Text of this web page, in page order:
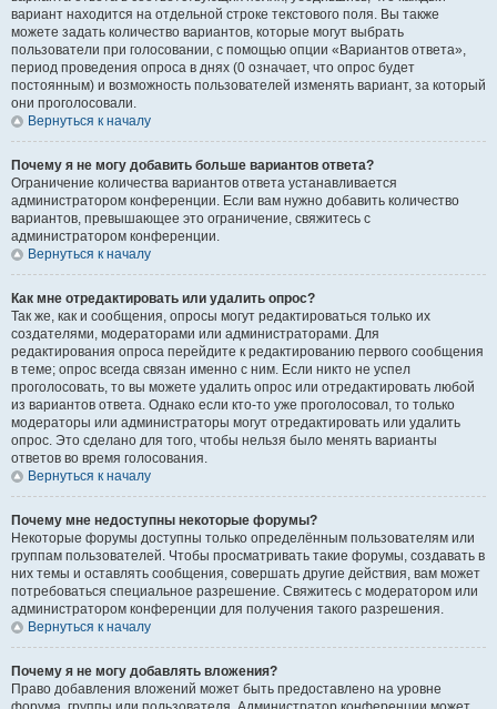
вариант находится на отдельной строке текстового поля. Вы также
можете задать количество вариантов, которые могут выбрать
пользователи при голосовании, с помощью опции «Вариантов ответа»,
период проведения опроса в днях (0 означает, что опрос будет
постоянным) и возможность пользователей изменять вариант, за который
они проголосовали.
Вернуться к началу
Почему я не могу добавить больше вариантов ответа?
Ограничение количества вариантов ответа устанавливается
администратором конференции. Если вам нужно добавить количество
вариантов, превышающее это ограничение, свяжитесь с
администратором конференции.
Вернуться к началу
Как мне отредактировать или удалить опрос?
Так же, как и сообщения, опросы могут редактироваться только их
создателями, модераторами или администраторами. Для
редактирования опроса перейдите к редактированию первого сообщения
в теме; опрос всегда связан именно с ним. Если никто не успел
проголосовать, то вы можете удалить опрос или отредактировать любой
из вариантов ответа. Однако если кто-то уже проголосовал, то только
модераторы или администраторы могут отредактировать или удалить
опрос. Это сделано для того, чтобы нельзя было менять варианты
ответов во время голосования.
Вернуться к началу
Почему мне недоступны некоторые форумы?
Некоторые форумы доступны только определённым пользователям или
группам пользователей. Чтобы просматривать такие форумы, создавать в
них темы и оставлять сообщения, совершать другие действия, вам может
потребоваться специальное разрешение. Свяжитесь с модератором или
администратором конференции для получения такого разрешения.
Вернуться к началу
Почему я не могу добавлять вложения?
Право добавления вложений может быть предоставлено на уровне